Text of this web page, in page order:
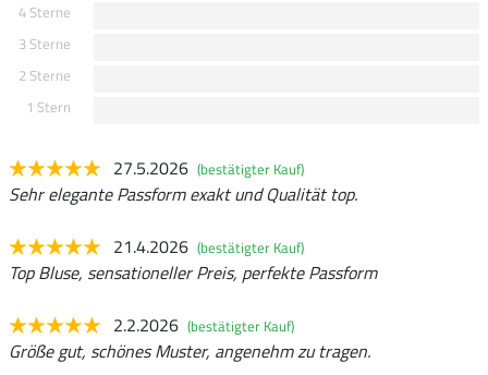
4 Sterne
3 Sterne
2 Sterne
1 Stern
27.5.2026 (bestätigter Kauf)
Sehr elegante Passform exakt und Qualität top.
21.4.2026 (bestätigter Kauf)
Top Bluse, sensationeller Preis, perfekte Passform
2.2.2026 (bestätigter Kauf)
Größe gut, schönes Muster, angenehm zu tragen.